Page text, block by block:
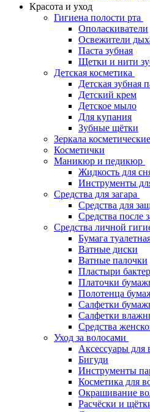
Красота и уход
Гигиена полости рта
Ополаскиватели
Освежители
Паста зубная
Щетки и нити
Детская косметика
Детская зубная
Детский крем
Детское мыло
Для купания
Зубные щётки
Зеркала косметические
Косметички
Маникюр и педикюр
Жидкость для
Инструменты
Средства для загара
Средства для
Средства после
Средства личной
Бумага
Ватные диски
Ватные палочки
Пластыри
Платочки
Полотенца
Салфетки
Салфетки
Средства
Уход за волосами
Аксессуары для
Бигуди
Инструменты
Косметика для
Окрашивание
Расчёски и